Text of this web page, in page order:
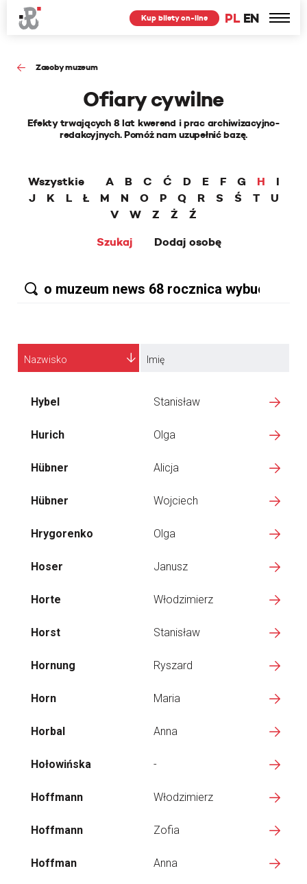
PL EN
Kup bilety on-line
Zasoby muzeum
Ofiary cywilne
Efekty trwających 8 lat kwerend i prac archiwizacyjno-
redakcyjnych. Pomóż nam uzupełnić bazę.
Wszystkie A B C Ć D E F G H
I
J
K L Ł M N O P Q R S Ś T
U
V
W Z Ż
Ź
Szukaj
Dodaj osobę
Nazwisko Imię
Hybel Stanisław
Hurich Olga
Hübner Alicja
Hübner Wojciech
Hrygorenko Olga
Hoser Janusz
Horte Włodzimierz
Horst Stanisław
Hornung Ryszard
Horn Maria
Horbal Anna
Hołowińska -
Hoffmann Włodzimierz
Hoffmann Zofia
Hoffman Anna